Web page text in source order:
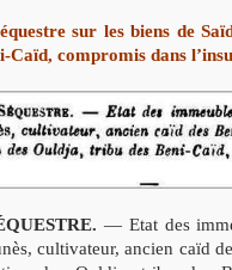
sur les biens de
Caïd, compromis dans
— Etat des
cultivateur, ancien caïd